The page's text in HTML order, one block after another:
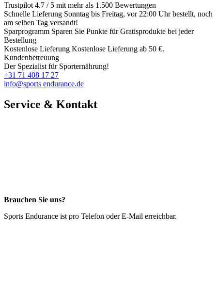
Trustpilot 4.7 / 5 mit mehr als 1.500 Bewertungen
Schnelle Lieferung Sonntag bis Freitag, vor 22:00 Uhr bestellt, noch
am selben Tag versandt!
Sparprogramm Sparen Sie Punkte für Gratisprodukte bei jeder
Bestellung
Kostenlose Lieferung Kostenlose Lieferung ab 50 €.
Kundenbetreuung
Der Spezialist für Sporternährung!
+31 71 408 17 27
info@sports endurance.de
Service & Kontakt
Brauchen Sie uns?
Sports Endurance ist pro Telefon oder E-Mail erreichbar.